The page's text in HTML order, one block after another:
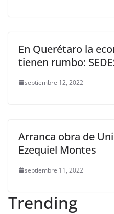
En Querétaro la
tienen rumbo:
septiembre 12, 2022
Arranca obra de
Ezequiel Montes
septiembre 11, 2022
Trending